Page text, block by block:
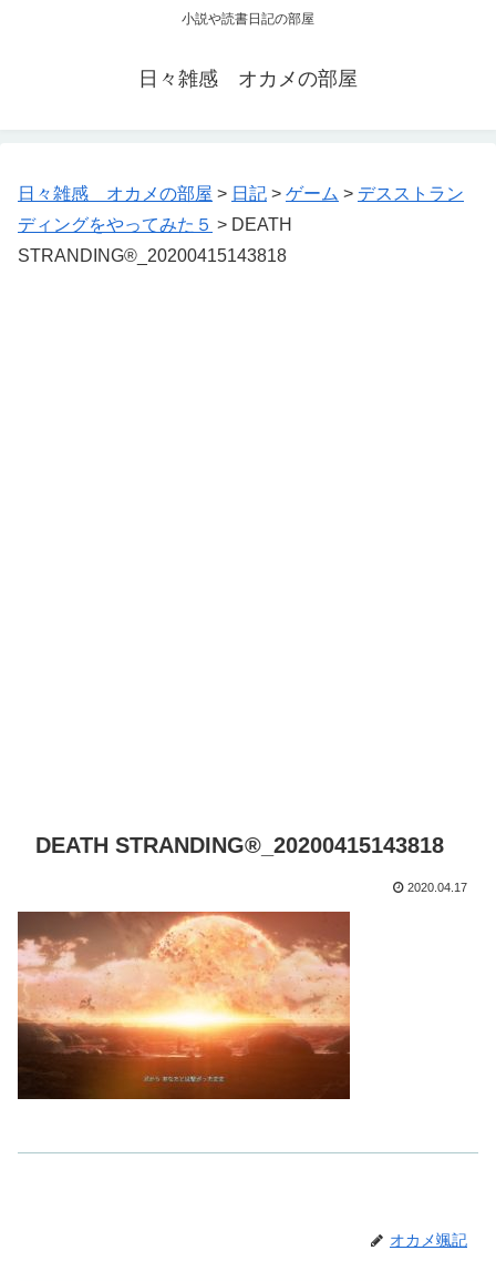
小説や読書日記の部屋
日々雑感 オカメの部屋
日々雑感 オカメの部屋 > 日記 > ゲーム > デスストラン
ディングをやってみた５ > DEATH
STRANDING®_20200415143818
DEATH STRANDING®_20200415143818
2020.04.17
オカメ颯記